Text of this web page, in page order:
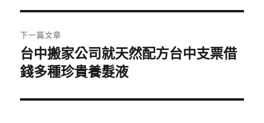
覽
文
章:
下一篇文章
下
一
文
台中搬家公司就天然配方台中支票借
錢多種珍貴養髮液